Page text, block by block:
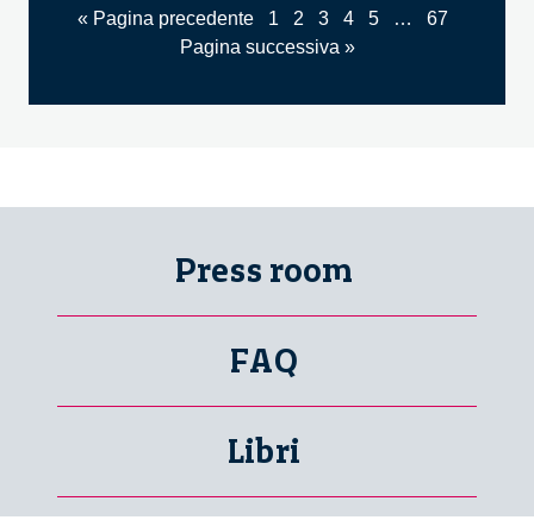
« Pagina precedente 1 2 3 4 5 …
67
Pagina successiva »
Press room
FAQ
Libri